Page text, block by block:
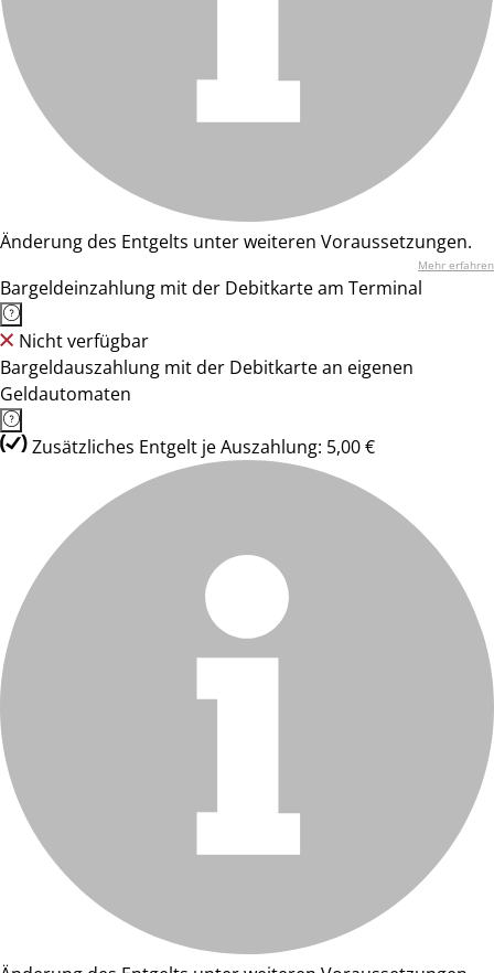
Änderung des Entgelts unter weiteren Voraussetzungen.
Mehr erfahren
Bargeldeinzahlung mit der Debitkarte am Terminal
Nicht verfügbar
Bargeldauszahlung mit der Debitkarte an eigenen
Geldautomaten
Zusätzliches Entgelt je Auszahlung: 5,00 €